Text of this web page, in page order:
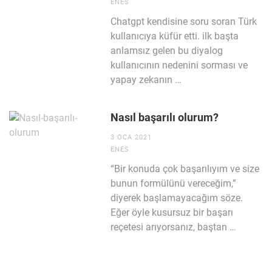
ENES
Chatgpt kendisine soru soran Türk
kullanıcıya küfür etti. ilk başta
anlamsız gelen bu diyalog
kullanıcının nedenini sorması ve
yapay zekanın …
Nasıl başarılı olurum?
3 OCA 2021
ENES
“Bir konuda çok başarılıyım ve size
bunun formülünü vereceğim,”
diyerek başlamayacağım söze.
Eğer öyle kusursuz bir başarı
reçetesi arıyorsanız, baştan …